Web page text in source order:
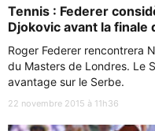
Tennis : Federer
Djokovic avant la finale
Roger Federer rencontrera
du Masters de Londres. Le
avantage sur le Serbe.
22 novembre 2015 à 11h36